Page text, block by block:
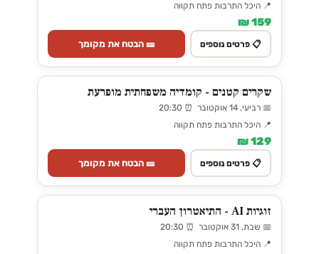
📍 היכל התרבות פתח תקווה
159 ₪
📋 פרטים נוספים 🎫 הבטח את מקומך
שקרים קטנים - קומדיה משפחתית מופרעת
📅 רביעי, 14 אוקטובר ⏰ 20:30
📍 היכל התרבות פתח תקווה
129 ₪
📋 פרטים נוספים 🎫 הבטח את מקומך
זוגיות AI - התיאטרון העברי
📅 שבת, 31 אוקטובר ⏰ 20:30
📍 היכל התרבות פתח תקווה